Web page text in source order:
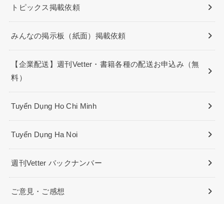
トピックス掲載依頼
みんなの掲示板（紙面）掲載依頼
【企業配送】週刊Vetter・書籍各種の配送お申込み（無
料）
Tuyển Dụng Ho Chi Minh
Tuyển Dụng Ha Noi
週刊Vetter バックナンバー
ご意見・ご感想